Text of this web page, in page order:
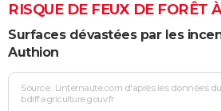
RISQUE DE FEUX DE FORÊT
Surfaces dévastées par les
Authion
Source : Linternaute.com d'après les données du
bdiff.agriculture.gouv.fr